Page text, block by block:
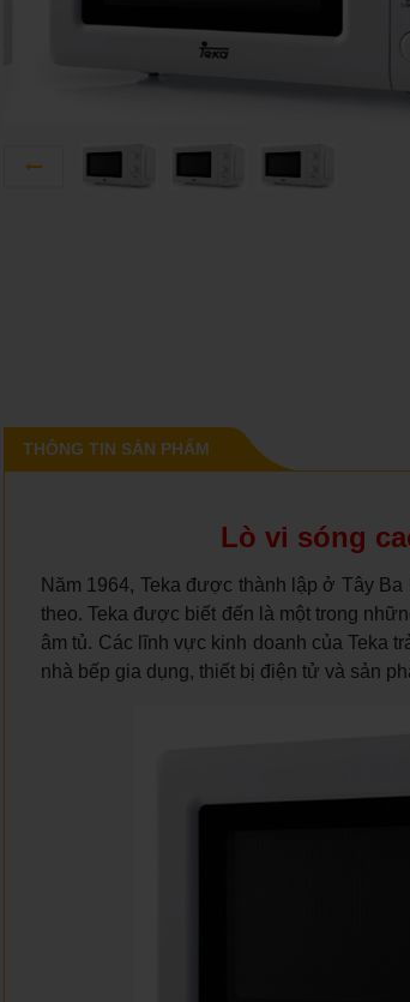
THÔNG TIN SẢN PHẨM
Lò vi sóng
Năm 1964, Teka được thành lập ở Tây
theo. Teka được biết đến là một trong
âm tủ. Các lĩnh vực kinh doanh của Teka
nhà bếp gia dụng, thiết bị điện tử và sản